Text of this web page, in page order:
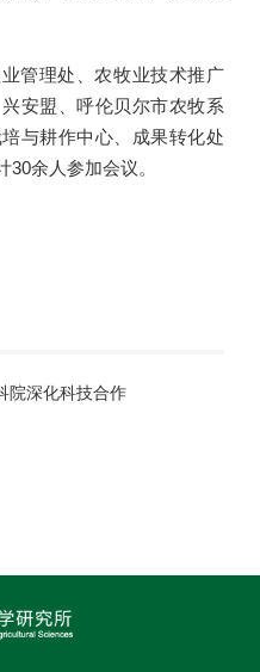
管理处、农牧业技术推广
安盟、呼伦贝尔市农牧系
与耕作中心、成果转化处
余人参加会议。
院深化科技合作